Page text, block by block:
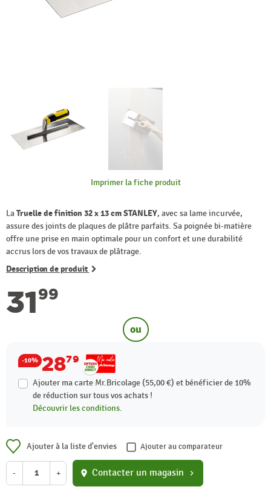
Imprimer la fiche produit
LaTruelle de finition 32 x 13 cm STANLEY, avec sa lame incurvée,
assure des joints de plaques de plâtre parfaits. Sa poignée bi-matière
offre une prise en main optimale pour un confort et une durabilité
accrus lors de vos travaux de plâtrage.
Description de produit
3199
ou
-10% 2879
Ajouter ma carte Mr.Bricolage (55,00 €) et bénéficier de 10%
de réduction sur tous vos achats !
Découvrir les conditions.
Ajouter à la liste d'envies Ajouter au comparateur
- + location_on Contacter un magasin chevron_right